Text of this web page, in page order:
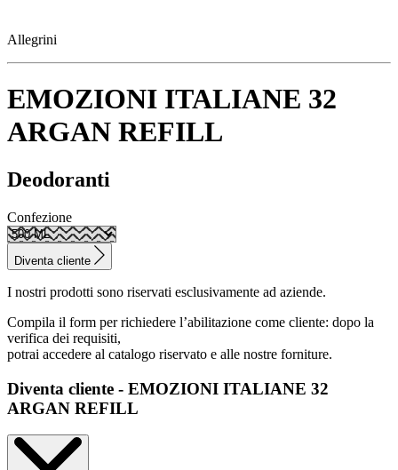
Allegrini
EMOZIONI ITALIANE 32
ARGAN REFILL
Deodoranti
Confezione
Diventa cliente
I nostri prodotti sono riservati esclusivamente ad aziende.
Compila il form per richiedere l’abilitazione come cliente: dopo la
verifica dei requisiti,
potrai accedere al catalogo riservato e alle nostre forniture.
Diventa cliente - EMOZIONI ITALIANE 32
ARGAN REFILL